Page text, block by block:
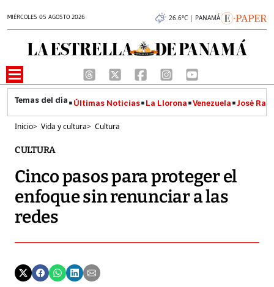
MIÉRCOLES 05 AGOSTO 2026 26.6°C | PANAMÁ
Últimas Noticias La Llorona Venezuela José
Inicio> Vida y cultura> Cultura
CULTURA
Cinco pasos para proteger el
enfoque sin renunciar a las
redes